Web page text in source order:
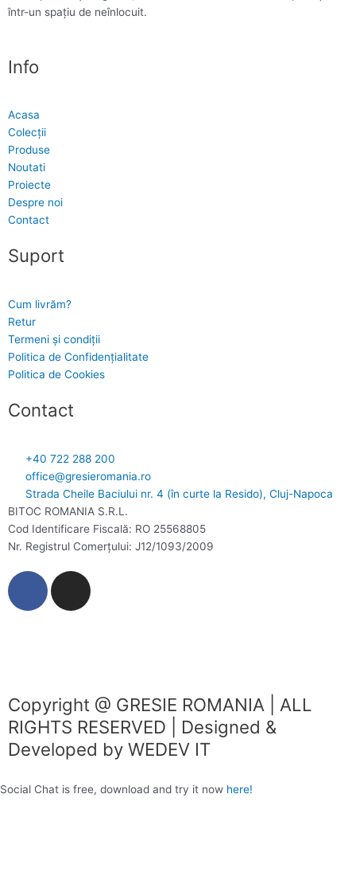
într-un spațiu de neînlocuit.
Info
Acasa
Colecții
Produse
Noutati
Proiecte
Despre noi
Contact
Suport
Cum livrăm?
Retur
Termeni și condiții
Politica de Confidențialitate
Politica de Cookies
Contact
+40 722 288 200
office@gresieromania.ro
Strada Cheile Baciului nr. 4 (în curte la Resido), Cluj-Napoca
BITOC ROMANIA S.R.L.
Cod Identificare Fiscală: RO 25568805
Nr. Registrul Comerţului: J12/1093/2009
F
o
k
I
r
a
m
Copyright @ GRESIE ROMANIA | ALL
RIGHTS RESERVED | Designed &
Developed by WEDEV IT
Social Chat is free, download and try it now here!